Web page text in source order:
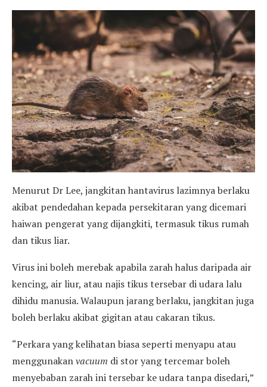
Menurut Dr Lee, jangkitan hantavirus lazimnya berlaku
akibat pendedahan kepada persekitaran yang dicemari
haiwan pengerat yang dijangkiti, termasuk tikus rumah
dan tikus liar.
Virus ini boleh merebak apabila zarah halus daripada air
kencing, air liur, atau najis tikus tersebar di udara lalu
dihidu manusia. Walaupun jarang berlaku, jangkitan juga
boleh berlaku akibat gigitan atau cakaran tikus.
“Perkara yang kelihatan biasa seperti menyapu atau
menggunakanvacuum di stor yang tercemar boleh
menyebaban zarah ini tersebar ke udara tanpa disedari,”